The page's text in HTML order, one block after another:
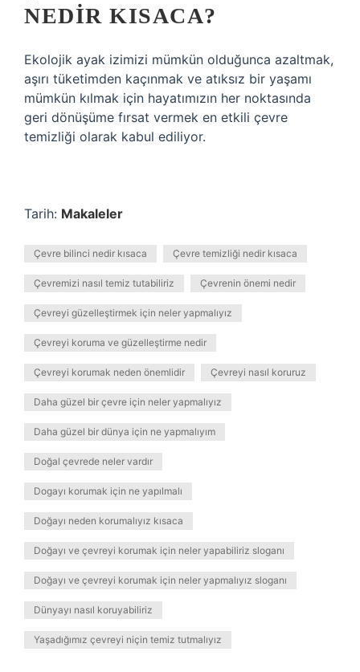
NEDIR KISACA?
Ekolojik ayak izimizi mümkün olduğunca azaltmak,
aşırı tüketimden kaçınmak ve atıksız bir yaşamı
mümkün kılmak için hayatımızın her noktasında
geri dönüşüme fırsat vermek en etkili çevre
temizliği olarak kabul ediliyor.
Tarih: Makaleler
Çevre bilinci nedir kısaca Çevre temizliği nedir kısaca
Çevremizi nasıl temiz tutabiliriz Çevrenin önemi nedir
Çevreyi güzelleştirmek için neler yapmalıyız
Çevreyi koruma ve güzelleştirme nedir
Çevreyi korumak neden önemlidir Çevreyi nasıl koruruz
Daha güzel bir çevre için neler yapmalıyız
Daha güzel bir dünya için ne yapmalıyım
Doğal çevrede neler vardır
Dogayı korumak için ne yapılmalı
Doğayı neden korumalıyız kısaca
Doğayı ve çevreyi korumak için neler yapabiliriz sloganı
Doğayı ve çevreyi korumak için neler yapmalıyız sloganı
Dünyayı nasıl koruyabiliriz
Yaşadığımız çevreyi niçin temiz tutmalıyız